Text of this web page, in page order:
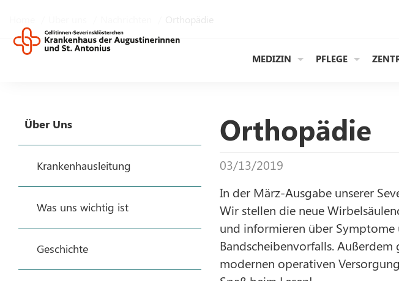
MEDIZIN PFLEGE
Über Uns
Krankenhausleitung
Was uns wichtig ist
Geschichte
Orthopädie
03/13/2019
In der März-Ausgabe unserer
Wir stellen die neue
und informieren über
Bandscheibenvorfalls.
modernen operativen